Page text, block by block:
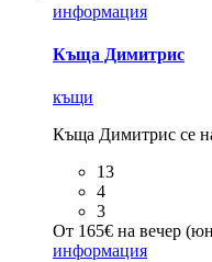
информация
Къща Димитрис
къщи
Къща Димитрис се
13
4
3
От 165€ на вечер
информация